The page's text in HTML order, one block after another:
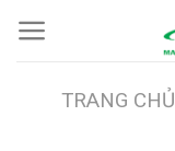
Chuyển
đến
TRANG CHỦ